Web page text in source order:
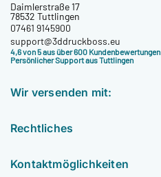
Daimlerstraße 17
78532 Tuttlingen
07461 9145900
support@3ddruckboss.eu
4,6 von 5 aus über 600 Kundenbewertungen
Persönlicher Support aus Tuttlingen
Wir versenden mit:
Rechtliches
Kontaktmöglichkeiten